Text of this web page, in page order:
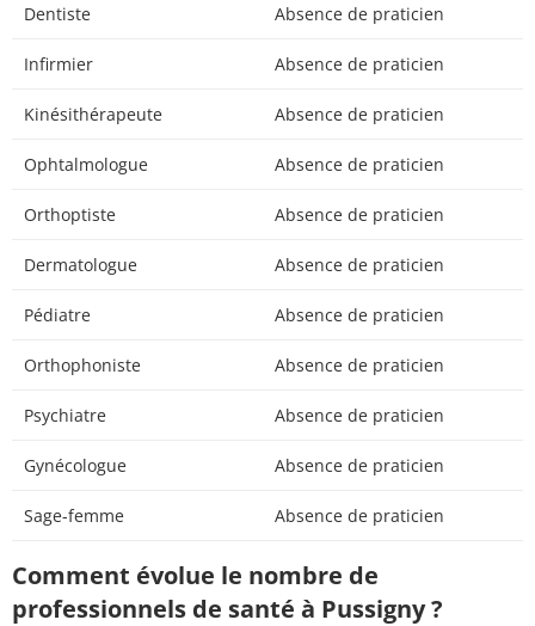
Dentiste Absence de praticien
Infirmier Absence de praticien
Kinésithérapeute Absence de praticien
Ophtalmologue Absence de praticien
Orthoptiste Absence de praticien
Dermatologue Absence de praticien
Pédiatre Absence de praticien
Orthophoniste Absence de praticien
Psychiatre Absence de praticien
Gynécologue Absence de praticien
Sage-femme Absence de praticien
Comment évolue le nombre de
professionnels de santé à Pussigny ?